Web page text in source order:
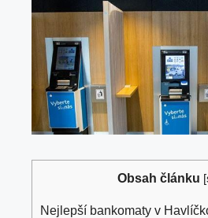
Obsah článku [
Nejlepší bankomaty v